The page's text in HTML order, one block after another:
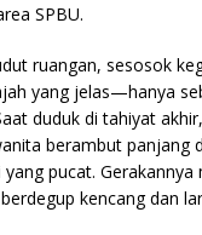
SPBU.
ruangan, sesosok
yang jelas—hanya
duduk di tahiyat
berambut panjang
pucat.
kencang dan